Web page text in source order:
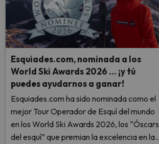
Esquiades.com, nominada a los
World Ski Awards 2026 … ¡y tú
puedes ayudarnos a ganar!
Esquiades.com ha sido nominada como el
mejor Tour Operador de Esquí del mundo
en los World Ski Awards 2026, los “Óscars
del esquí” que premian la excelencia en la